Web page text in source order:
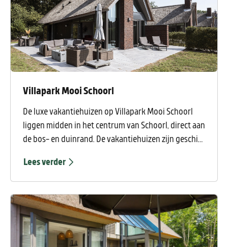
Villapark Mooi Schoorl
De luxe vakantiehuizen op Villapark Mooi Schoorl
liggen midden in het centrum van Schoorl, direct aan
de bos- en duinrand. De vakantiehuizen zijn geschikt
openhaard en luxe keuken. Enkele vakantiehuizen
beschikken tevens over een barbecue en een buiten-
vuurplaats. U fietst binnen een half uur naar Schoorl
aan Zee.
Lees verder